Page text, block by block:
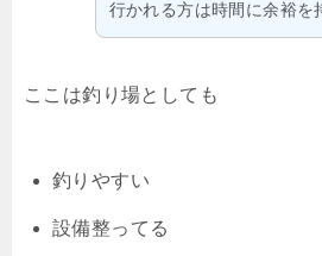
行かれる方は時間に余裕を
ここは釣り場としても
釣りやすい
設備整ってる